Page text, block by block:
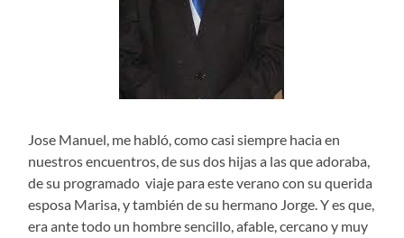
Jose Manuel, me habló, como casi siempre hacia en
nuestros encuentros, de sus dos hijas a las que adoraba,
de su programado viaje para este verano con su querida
esposa Marisa, y también de su hermano Jorge. Y es que,
era ante todo un hombre sencillo, afable, cercano y muy